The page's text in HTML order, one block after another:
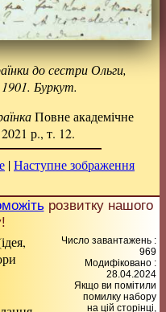
до сестри Ольги,
Буркут.
Повне академічне
р., т. 12.
|Наступне зображення
розвитку нашого
Число завантажень :
969
Модифіковано :
28.04.2024
Якщо ви помітили
помилку набору
на цiй сторiнцi,